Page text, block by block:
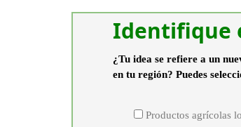
Identifique
¿Tu idea se refiere a un
en tu región? Puedes
Productos agrícolas